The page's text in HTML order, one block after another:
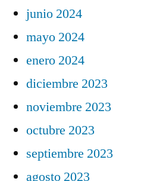
junio 2024
mayo 2024
enero 2024
diciembre 2023
noviembre 2023
octubre 2023
septiembre 2023
agosto 2023